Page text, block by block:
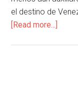
el destino de
[Read more...]